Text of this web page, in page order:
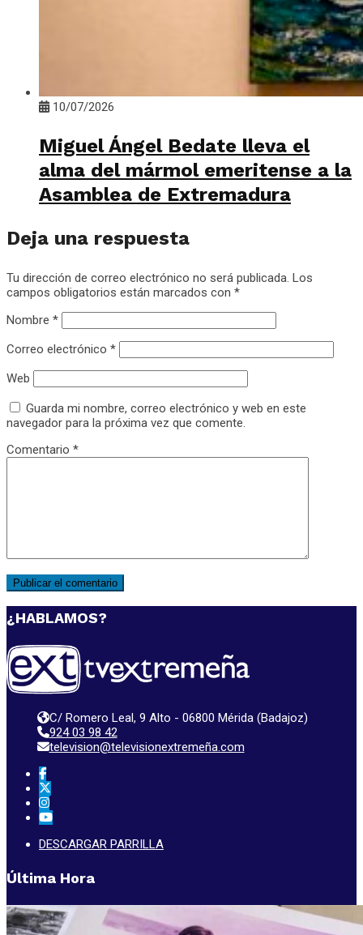
10/07/2026
Miguel Ángel Bedate lleva el
alma del mármol emeritense a la
Asamblea de Extremadura
Deja una respuesta
Tu dirección de correo electrónico no será publicada. Los
campos obligatorios están marcados con *
Nombre *
Correo electrónico *
Web
Guarda mi nombre, correo electrónico y web en este
navegador para la próxima vez que comente.
Comentario *
¿HABLAMOS?
C/ Romero Leal, 9 Alto - 06800 Mérida (Badajoz)
924 03 98 42
television@televisionextremeña.com
DESCARGAR PARRILLA
Última Hora